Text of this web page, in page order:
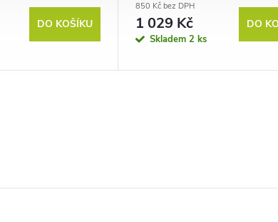
DO KOŠÍKU
850 Kč bez DPH
1 029 Kč
Skladem 2 ks
DO